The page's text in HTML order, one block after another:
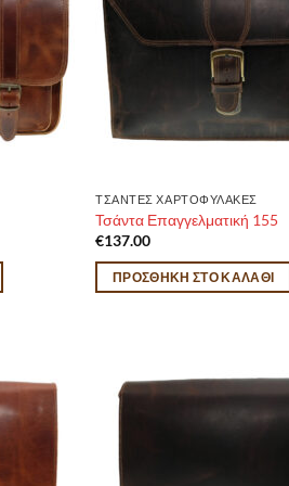
ΤΣΑΝΤΕΣ ΧΑΡΤΟΦΥΛΑΚΕΣ
Τσάντα Επαγγελματική 155
€137.00
ΠΡΟΣΘΉΚΗ ΣΤΟ ΚΑΛΆΘΙ